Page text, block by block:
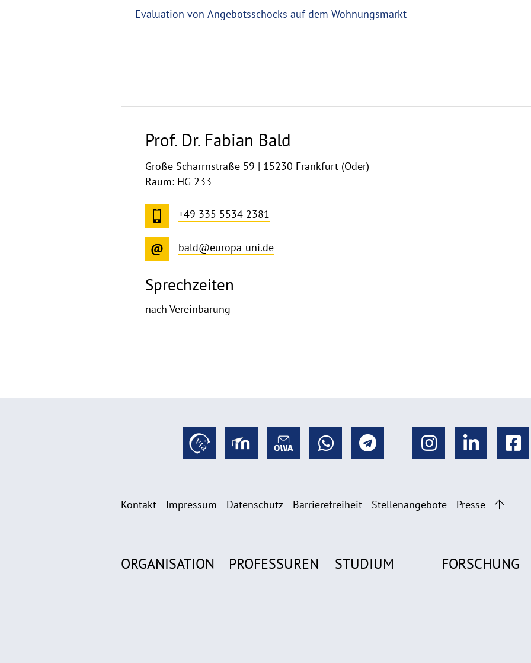
Evaluation von Angebotsschocks auf dem Wohnungsmarkt
Prof. Dr. Fabian Bald
Große Scharrnstraße 59 | 15230 Frankfurt (Oder)
Raum: HG 233
+49 335 5534 2381
bald@europa-uni.de
Sprechzeiten
nach Vereinbarung
Kontakt Impressum Datenschutz Barrierefreiheit Stellenangebote Presse
ORGANISATION PROFESSUREN STUDIUM FORSCHUNG